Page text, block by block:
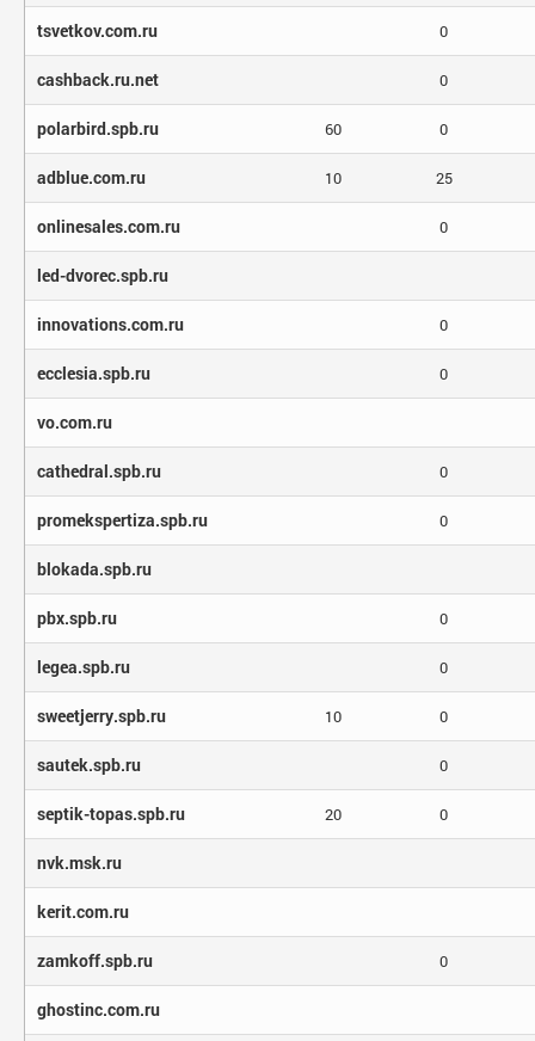
tsvetkov.com.ru 0
cashback.ru.net 0
polarbird.spb.ru 60 0
adblue.com.ru 10 25
onlinesales.com.ru 0
led-dvorec.spb.ru
innovations.com.ru 0
ecclesia.spb.ru 0
vo.com.ru
cathedral.spb.ru 0
promekspertiza.spb.ru 0
blokada.spb.ru
pbx.spb.ru 0
legea.spb.ru 0
sweetjerry.spb.ru 10 0
sautek.spb.ru 0
septik-topas.spb.ru 20 0
nvk.msk.ru
kerit.com.ru
zamkoff.spb.ru 0
ghostinc.com.ru